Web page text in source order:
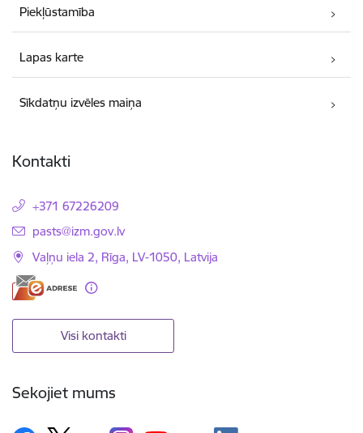
Piekļūstamība
Lapas karte
Sīkdatņu izvēles maiņa
Kontakti
+371 67226209
E-pasts:
pasts@izm.gov.lv
Vaļņu iela 2, Rīga, LV-1050, Latvija
Visi kontakti
Sekojiet mums